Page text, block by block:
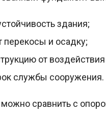
здания;
перекосы и осадку;
от воздействия
службы сооружения.
сравнить с